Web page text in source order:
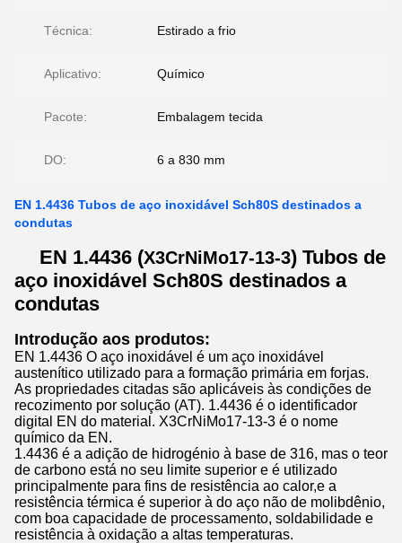
Técnica: Estirado a frio
Aplicativo: Químico
Pacote: Embalagem tecida
DO: 6 a 830 mm
EN 1.4436 Tubos de aço inoxidável Sch80S destinados a
condutas
EN 1.4436 (X3CrNiMo17-13-3) Tubos de
aço inoxidável Sch80S destinados a
condutas
Introdução aos produtos:
EN 1.4436 O aço inoxidável é um aço inoxidável
austenítico utilizado para a formação primária em forjas.
As propriedades citadas são aplicáveis às condições de
recozimento por solução (AT). 1.4436 é o identificador
digital EN do material. X3CrNiMo17-13-3 é o nome
químico da EN.
1.4436 é a adição de hidrogénio à base de 316, mas o teor
de carbono está no seu limite superior e é utilizado
principalmente para fins de resistência ao calor,e a
resistência térmica é superior à do aço não de molibdênio,
com boa capacidade de processamento, soldabilidade e
resistência à oxidação a altas temperaturas.